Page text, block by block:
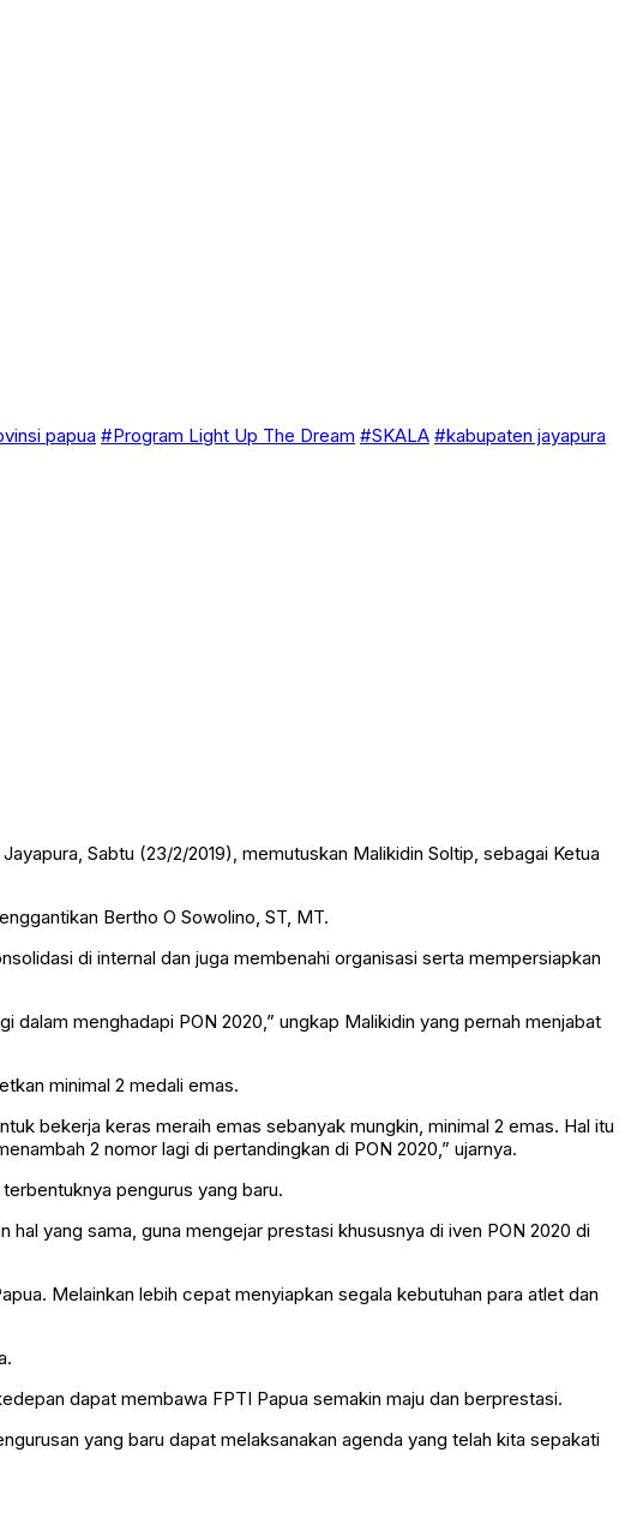
papua #Program Light Up The Dream #SKALA #kabupaten jayapura
Sabtu (23/2/2019), memutuskan Malikidin Soltip, sebagai Ketua
Bertho O Sowolino, ST, MT.
di internal dan juga membenahi organisasi serta mempersiapkan
menghadapi PON 2020,” ungkap Malikidin yang pernah menjabat
minimal 2 medali emas.
bekerja keras meraih emas sebanyak mungkin, minimal 2 emas. Hal itu
2 nomor lagi di pertandingkan di PON 2020,” ujarnya.
pengurus yang baru.
yang sama, guna mengejar prestasi khususnya di iven PON 2020 di
Melainkan lebih cepat menyiapkan segala kebutuhan para atlet dan
dapat membawa FPTI Papua semakin maju dan berprestasi.
yang baru dapat melaksanakan agenda yang telah kita sepakati